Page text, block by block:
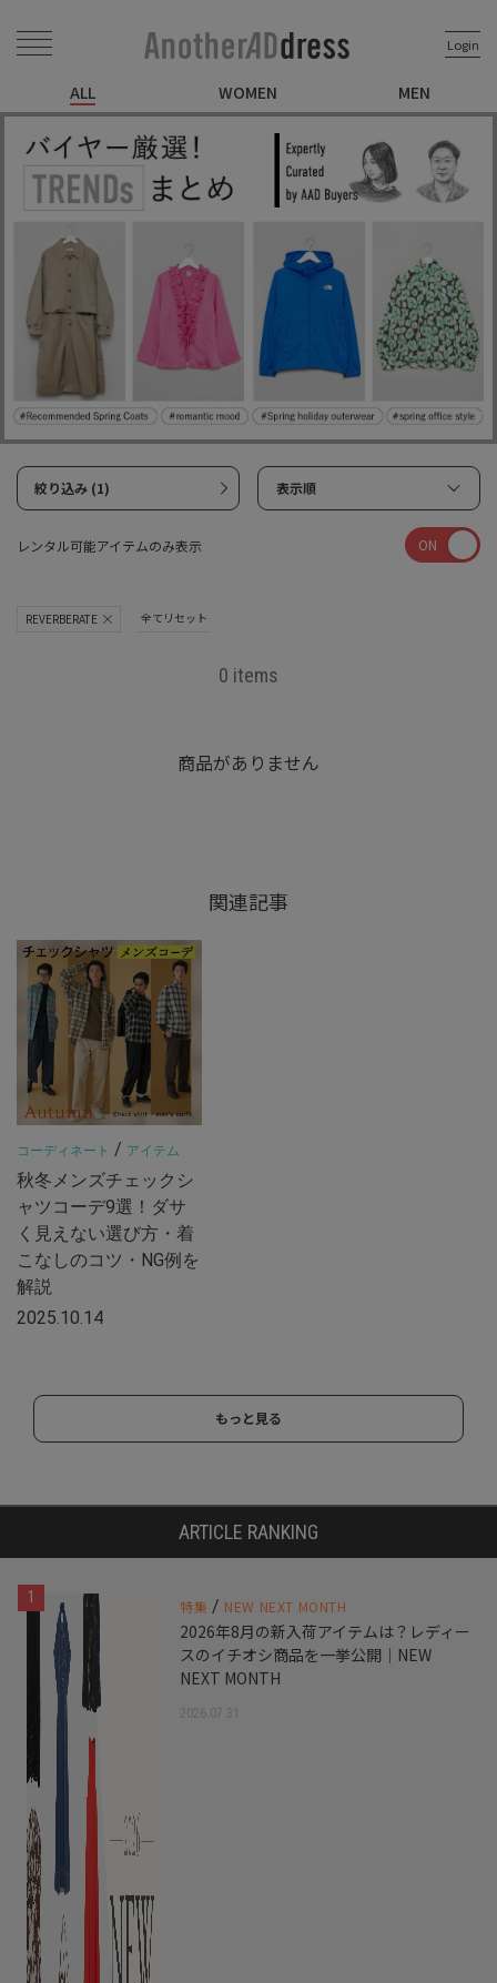
Login
ALL WOMEN MEN
絞り込み (1) 表示順
レンタル可能アイテムのみ表示 ON
REVERBERATE 全てリセット
0 items
商品がありません
関連記事
コーディネート / アイテム
秋冬メンズチェックシ
ャツコーデ9選！ダサ
く見えない選び方・着
こなしのコツ・NG例を
解説
2025.10.14
もっと見る
ARTICLE RANKING
1 特集 / NEW NEXT MONTH
2026年8月の新入荷アイテムは？レディー
スのイチオシ商品を一挙公開｜NEW
NEXT MONTH
2026.07.31